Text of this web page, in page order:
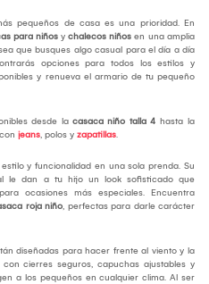
pequeños de casa es una prioridad. En
para niños y chalecos niños en una amplia
que busques algo casual para el día a día
opciones para todos los estilos y
y renueva el armario de tu pequeño
desde la casaca niño talla 4 hasta la
jeans, polos y zapatillas.
y funcionalidad en una sola prenda. Su
le dan a tu hijo un look sofisticado que
ocasiones más especiales. Encuentra
roja niño, perfectas para darle carácter
diseñadas para hacer frente al viento y la
cierres seguros, capuchas ajustables y
a los pequeños en cualquier clima. Al ser